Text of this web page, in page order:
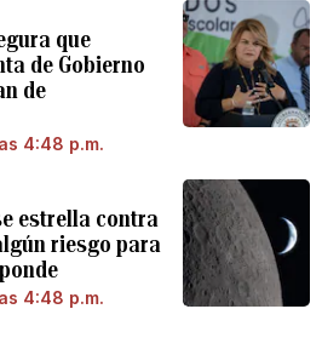
que
de Gobierno
de
4:48 p.m.
estrella contra
riesgo para
4:48 p.m.